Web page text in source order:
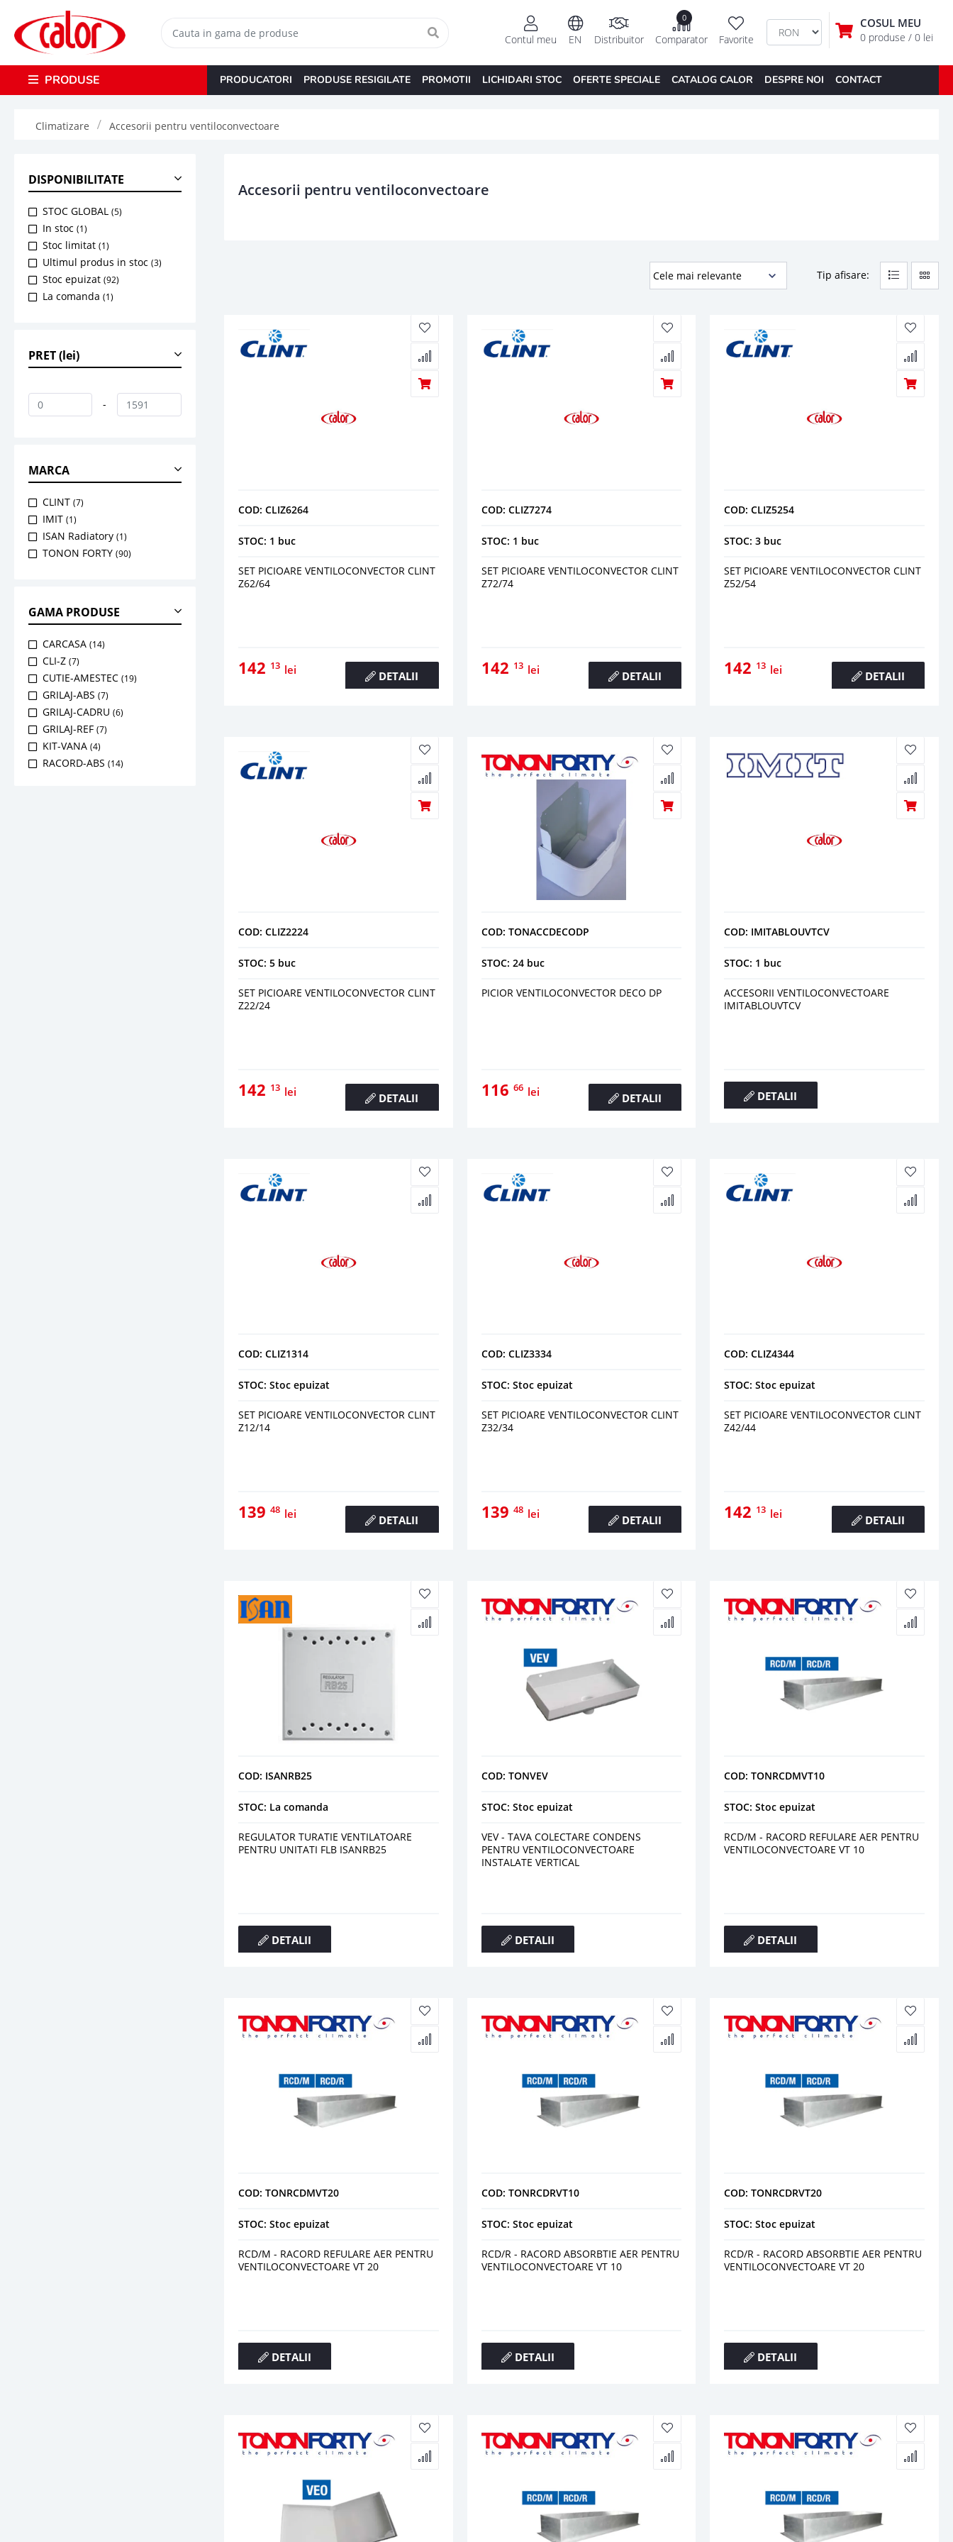
COSUL MEU
0 produse / 0 lei
Favorite
0
Comparator
Distribuitor
EN
Contul meu
PRODUSE PRODUCATORI PRODUSE RESIGILATE PROMOTII LICHIDARI STOC OFERTE SPECIALE CATALOG CALOR DESPRE NOI CONTACT
Climatizare Accesorii pentru ventiloconvectoare
DISPONIBILITATE
STOC GLOBAL (5)
In stoc (1)
Stoc limitat (1)
Ultimul produs in stoc (3)
Stoc epuizat (92)
La comanda (1)
PRET (lei)
-
MARCA
CLINT (7)
IMIT (1)
ISAN Radiatory (1)
TONON FORTY (90)
GAMA PRODUSE
CARCASA (14)
CLI-Z (7)
CUTIE-AMESTEC (19)
GRILAJ-ABS (7)
GRILAJ-CADRU (6)
GRILAJ-REF (7)
KIT-VANA (4)
RACORD-ABS (14)
Accesorii pentru ventiloconvectoare
Tip afisare:
COD: CLIZ6264
STOC: 1 buc
SET PICIOARE VENTILOCONVECTOR CLINT
Z62/64
142 13 lei DETALII
COD: CLIZ7274
STOC: 1 buc
SET PICIOARE VENTILOCONVECTOR CLINT
Z72/74
142 13 lei DETALII
COD: CLIZ5254
STOC: 3 buc
SET PICIOARE VENTILOCONVECTOR CLINT
Z52/54
142 13 lei DETALII
COD: CLIZ2224
STOC: 5 buc
SET PICIOARE VENTILOCONVECTOR CLINT
Z22/24
142 13 lei DETALII
COD: TONACCDECODP
STOC: 24 buc
PICIOR VENTILOCONVECTOR DECO DP
116 66 lei DETALII
COD: IMITABLOUVTCV
STOC: 1 buc
ACCESORII VENTILOCONVECTOARE
IMITABLOUVTCV
DETALII
COD: CLIZ1314
STOC: Stoc epuizat
SET PICIOARE VENTILOCONVECTOR CLINT
Z12/14
139 48 lei DETALII
COD: CLIZ3334
STOC: Stoc epuizat
SET PICIOARE VENTILOCONVECTOR CLINT
Z32/34
139 48 lei DETALII
COD: CLIZ4344
STOC: Stoc epuizat
SET PICIOARE VENTILOCONVECTOR CLINT
Z42/44
142 13 lei DETALII
COD: ISANRB25
STOC: La comanda
REGULATOR TURATIE VENTILATOARE
PENTRU UNITATI FLB ISANRB25
DETALII
COD: TONVEV
STOC: Stoc epuizat
VEV - TAVA COLECTARE CONDENS
PENTRU VENTILOCONVECTOARE
INSTALATE VERTICAL
DETALII
COD: TONRCDMVT10
STOC: Stoc epuizat
RCD/M - RACORD REFULARE AER PENTRU
VENTILOCONVECTOARE VT 10
DETALII
COD: TONRCDMVT20
STOC: Stoc epuizat
RCD/M - RACORD REFULARE AER PENTRU
VENTILOCONVECTOARE VT 20
DETALII
COD: TONRCDRVT10
STOC: Stoc epuizat
RCD/R - RACORD ABSORBTIE AER PENTRU
VENTILOCONVECTOARE VT 10
DETALII
COD: TONRCDRVT20
STOC: Stoc epuizat
RCD/R - RACORD ABSORBTIE AER PENTRU
VENTILOCONVECTOARE VT 20
DETALII